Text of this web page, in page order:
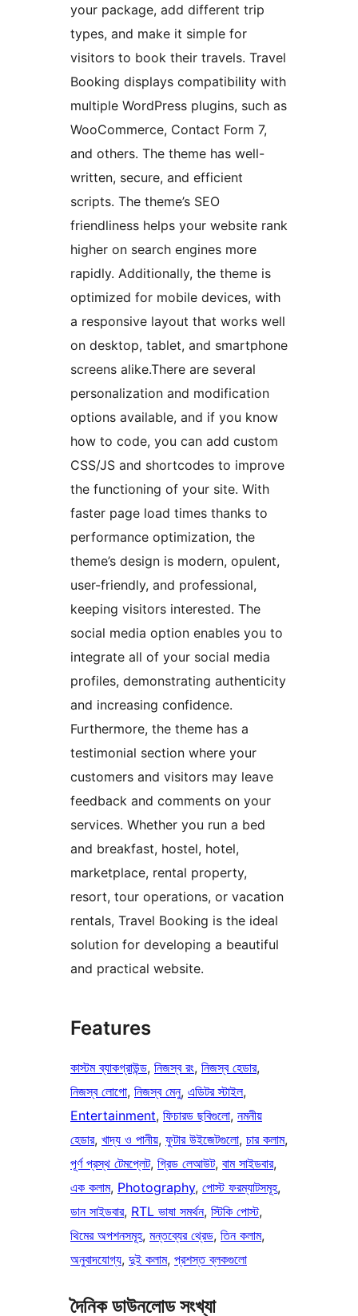
your package, add different trip
types, and make it simple for
visitors to book their travels. Travel
Booking displays compatibility with
multiple WordPress plugins, such as
WooCommerce, Contact Form 7,
and others. The theme has well-
written, secure, and efficient
scripts. The theme’s SEO
friendliness helps your website rank
higher on search engines more
rapidly. Additionally, the theme is
optimized for mobile devices, with
a responsive layout that works well
on desktop, tablet, and smartphone
screens alike.There are several
personalization and modification
options available, and if you know
how to code, you can add custom
CSS/JS and shortcodes to improve
the functioning of your site. With
faster page load times thanks to
performance optimization, the
theme’s design is modern, opulent,
user-friendly, and professional,
keeping visitors interested. The
social media option enables you to
integrate all of your social media
profiles, demonstrating authenticity
and increasing confidence.
Furthermore, the theme has a
testimonial section where your
customers and visitors may leave
feedback and comments on your
services. Whether you run a bed
and breakfast, hostel, hotel,
marketplace, rental property,
resort, tour operations, or vacation
rentals, Travel Booking is the ideal
solution for developing a beautiful
and practical website.
Features
কাস্টম ব্যাকগ্রাউন্ড, নিজস্ব রং, নিজস্ব হেডার
নিজস্ব লোগো, নিজস্ব মেনু, এডিটর স্টাইল
Entertainment, ফিচারড ছবিগুলো, নমনীয়
হেডার, খাদ্য ও পানীয়, ফুটার উইজেটগুলো, চার কলাম
পূর্ণ প্রস্থ টেমপ্লেট, গ্রিড লেআউট, বাম সাইডবার
এক কলাম, Photography, পোস্ট ফরম্যাটসমূহ
ডান সাইডবার, RTL ভাষা সমর্থন, স্টিকি পোস্ট
থিমের অপশনসমূহ, মন্তব্যের থ্রেড, তিন কলাম
অনুবাদযোগ্য, দুই কলাম, প্রশস্ত ব্লকগুলো
দৈনিক ডাউনলোড সংখ্যা